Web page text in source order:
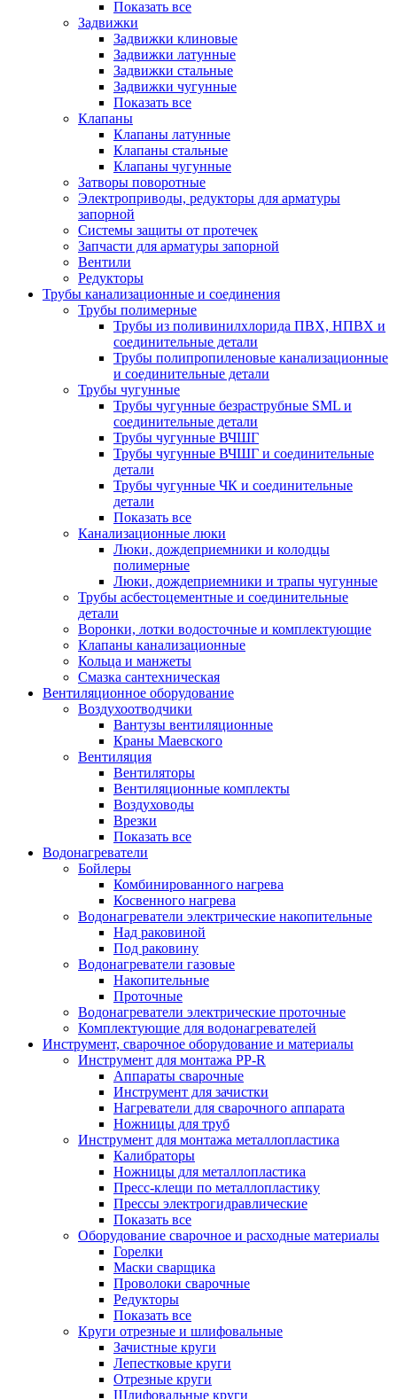
Показать все
Задвижки
Задвижки клиновые
Задвижки латунные
Задвижки стальные
Задвижки чугунные
Показать все
Клапаны
Клапаны латунные
Клапаны стальные
Клапаны чугунные
Затворы поворотные
Электроприводы, редукторы для арматуры
запорной
Системы защиты от протечек
Запчасти для арматуры запорной
Вентили
Редукторы
Трубы канализационные и соединения
Трубы полимерные
Трубы из поливинилхлорида ПВХ, НПВХ и
соединительные детали
Трубы полипропиленовые канализационные
и соединительные детали
Трубы чугунные
Трубы чугунные безраструбные SML и
соединительные детали
Трубы чугунные ВЧШГ
Трубы чугунные ВЧШГ и соединительные
детали
Трубы чугунные ЧК и соединительные
детали
Показать все
Канализационные люки
Люки, дождеприемники и колодцы
полимерные
Люки, дождеприемники и трапы чугунные
Трубы асбестоцементные и соединительные
детали
Воронки, лотки водосточные и комплектующие
Клапаны канализационные
Кольца и манжеты
Смазка сантехническая
Вентиляционное оборудование
Воздухоотводчики
Вантузы вентиляционные
Краны Маевского
Вентиляция
Вентиляторы
Вентиляционные комплекты
Воздуховоды
Врезки
Показать все
Водонагреватели
Бойлеры
Комбинированного нагрева
Косвенного нагрева
Водонагреватели электрические накопительные
Над раковиной
Под раковину
Водонагреватели газовые
Накопительные
Проточные
Водонагреватели электрические проточные
Комплектующие для водонагревателей
Инструмент, сварочное оборудование и материалы
Инструмент для монтажа PP-R
Аппараты сварочные
Инструмент для зачистки
Нагреватели для сварочного аппарата
Ножницы для труб
Инструмент для монтажа металлопластика
Калибраторы
Ножницы для металлопластика
Пресс-клещи по металлопластику
Прессы электрогидравлические
Показать все
Оборудование сварочное и расходные материалы
Горелки
Маски сварщика
Проволоки сварочные
Редукторы
Показать все
Круги отрезные и шлифовальные
Зачистные круги
Лепестковые круги
Отрезные круги
Шлифовальные круги